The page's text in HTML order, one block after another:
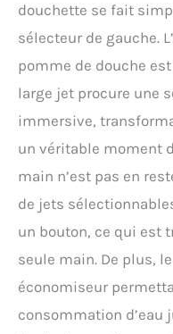
douchette se fait
sélecteur de gauche.
pomme de douche
large jet procure une
immersive,
un véritable moment
main n’est pas en
de jets
un bouton, ce qui est
seule main. De plus,
économiseur
consommation d’eau